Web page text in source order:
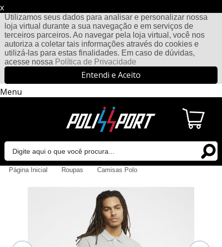
x
Utilizamos seus dados para analisar e personalizar nossa
loja virtual durante a sua navegação e em serviços de
terceiros parceiros. Ao navegar pela loja virtual, você nos
autoriza a coletar tais informações através do cookies e
utilizá-las para estas finalidades. Em caso de dúvidas,
acesse nossa Política de Privacidade
Entendi e Aceito
Menu
Página Inicial Roupas Camisas Polo